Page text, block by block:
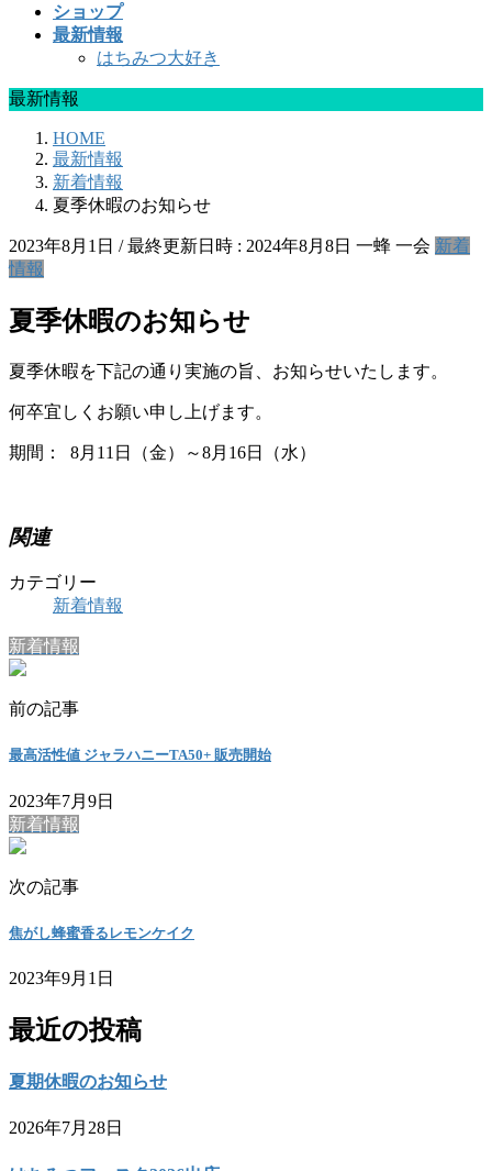
ショップ
最新情報
はちみつ大好き
最新情報
HOME
最新情報
新着情報
夏季休暇のお知らせ
2023年8月1日 / 最終更新日時 : 2024年8月8日 一蜂 一会 新着
情報
夏季休暇のお知らせ
夏季休暇を下記の通り実施の旨、お知らせいたします。
何卒宜しくお願い申し上げます。
期間： 8月11日（金）～8月16日（水）
関連
カテゴリー
新着情報
新着情報
前の記事
最高活性値 ジャラハニーTA50+ 販売開始
2023年7月9日
新着情報
次の記事
焦がし蜂蜜香るレモンケイク
2023年9月1日
最近の投稿
夏期休暇のお知らせ
2026年7月28日